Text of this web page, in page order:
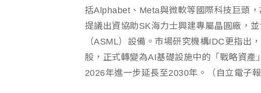
括Alphabet、Meta與微軟等國際科技巨頭
提議出資協助SK海力士興建專屬晶圓廠，
（ASML）設備。市場研究機構IDC更指出
股，正式轉變為AI基礎設施中的「戰略資產
2026年進一步延長至2030年。（自立電子報